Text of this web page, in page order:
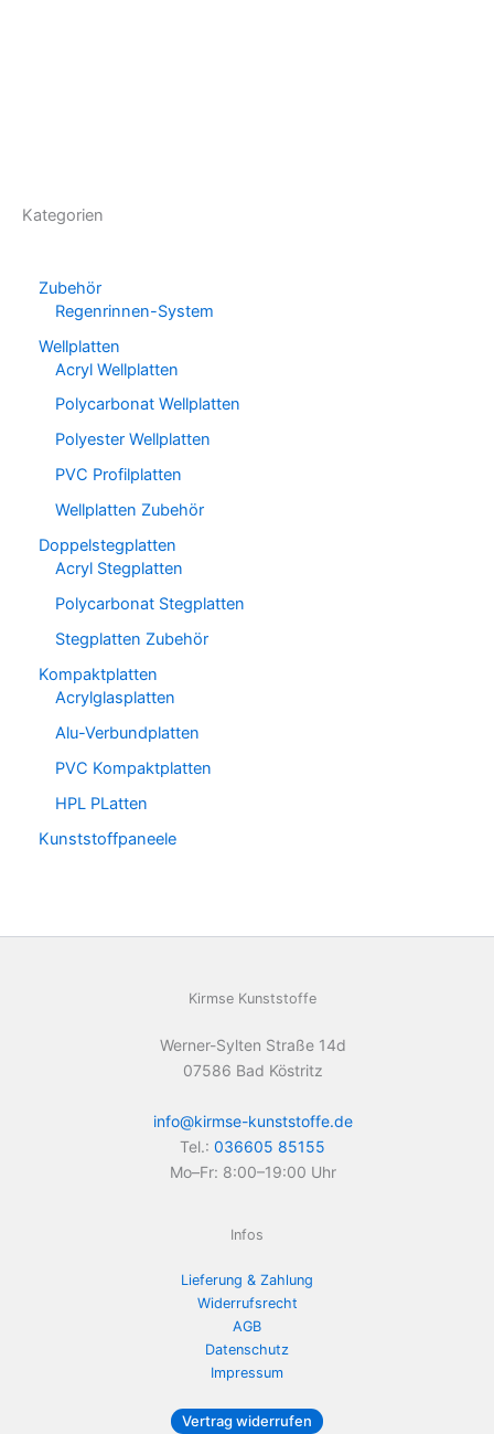
Kategorien
Zubehör
Regenrinnen-System
Wellplatten
Acryl Wellplatten
Polycarbonat Wellplatten
Polyester Wellplatten
PVC Profilplatten
Wellplatten Zubehör
Doppelstegplatten
Acryl Stegplatten
Polycarbonat Stegplatten
Stegplatten Zubehör
Kompaktplatten
Acrylglasplatten
Alu-Verbundplatten
PVC Kompaktplatten
HPL PLatten
Kunststoffpaneele
Kirmse Kunststoffe
Werner-Sylten Straße 14d
07586 Bad Köstritz
info@kirmse-kunststoffe.de
Tel.: 036605 85155
Mo–Fr: 8:00–19:00 Uhr
Infos
Lieferung & Zahlung
Widerrufsrecht
AGB
Datenschutz
Impressum
Vertrag widerrufen